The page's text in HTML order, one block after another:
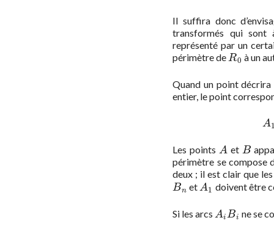
Il suffira donc
transformés qui sont
représenté par un
périmètre deR0
R0 à un
Quand un point
entier, le point
A
Les points A
A et B
B
périmètre se compose
deux ; il est clair que
Bn
Bn etA1
A1 doivent être
Si les arcs AiBi
AiBi ne se